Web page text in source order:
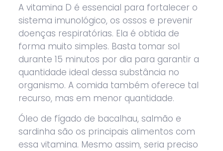
A vitamina D é essencial para fortalecer o
sistema imunológico, os ossos e prevenir
doenças respiratórias. Ela é obtida de
forma muito simples. Basta tomar sol
durante 15 minutos por dia para garantir a
quantidade ideal dessa substância no
organismo. A comida também oferece tal
recurso, mas em menor quantidade.
Óleo de fígado de bacalhau, salmão e
sardinha são os principais alimentos com
essa vitamina. Mesmo assim, seria preciso